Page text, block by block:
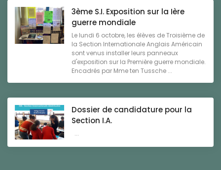
3ème S.I. Exposition sur la Ière
guerre mondiale
Le lundi 6 octobre, les élèves de Troisième de
la Section Internationale Anglais Américain
sont venus installer leurs panneaux
d'exposition sur la Première guerre mondiale.
Encadrés par Mme ten Tussche ...
Dossier de candidature pour la
Section I.A.
...